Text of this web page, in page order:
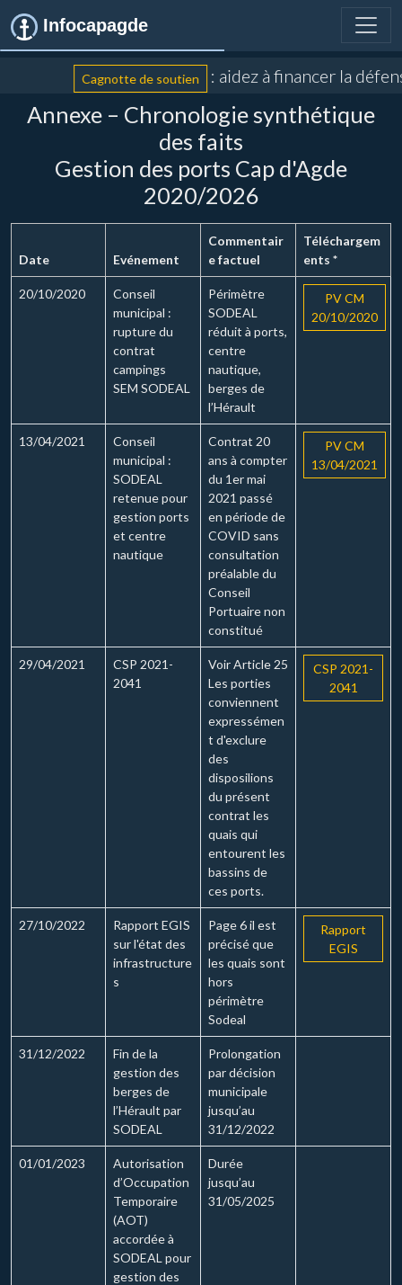
Infocapagde
Cagnotte de soutien : aidez à financer la
Annexe – Chronologie synthétique
des faits
Gestion des ports Cap d'Agde
2020/2026
Date Evénement
Commentair
e factuel
Téléchargem
ents *
20/10/2020
Conseil
municipal :
rupture du
contrat
campings
SEM SODEAL
Périmètre
SODEAL
réduit à ports,
centre
nautique,
berges de
l’Hérault
PV CM
20/10/2020
13/04/2021
Conseil
municipal :
SODEAL
retenue pour
gestion ports
et centre
nautique
Contrat 20
ans à compter
du 1er mai
2021 passé
en période de
COVID sans
consultation
préalable du
Conseil
Portuaire non
constitué
PV CM
13/04/2021
29/04/2021
CSP 2021-
2041
Voir Article 25
Les porties
conviennent
expressémen
t d'exclure
des
disposilions
du présent
contrat les
quais qui
entourent les
bassins de
ces ports.
CSP 2021-
2041
27/10/2022
Rapport EGIS
sur l'état des
infrastructure
s
Page 6 il est
précisé que
les quais sont
hors
périmètre
Sodeal
Rapport
EGIS
31/12/2022
Fin de la
gestion des
berges de
l’Hérault par
SODEAL
Prolongation
par décision
municipale
jusqu’au
31/12/2022
01/01/2023
Autorisation
d’Occupation
Temporaire
(AOT)
accordée à
SODEAL pour
gestion des
Durée
jusqu’au
31/05/2025